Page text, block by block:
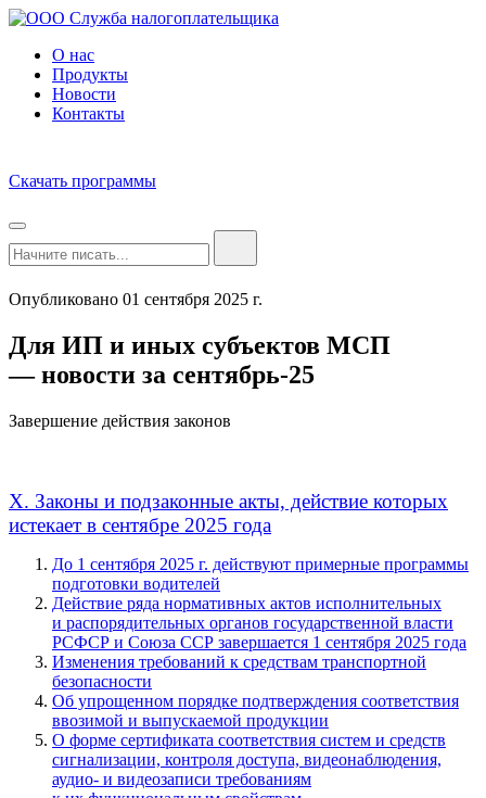
О нас
Продукты
Новости
Контакты
Скачать программы
Опубликовано 01 сентября 2025 г.
Для ИП и иных субъектов МСП
— новости за сентябрь-25
Завершение действия законов
X. Законы и подзаконные акты, действие которых
истекает в сентябре 2025 года
До 1 сентября 2025 г. действуют примерные программы
подготовки водителей
Действие ряда нормативных актов исполнительных
и распорядительных органов государственной власти
РСФСР и Союза ССР завершается 1 сентября 2025 года
Изменения требований к средствам транспортной
безопасности
Об упрощенном порядке подтверждения соответствия
ввозимой и выпускаемой продукции
О форме сертификата соответствия систем и средств
сигнализации, контроля доступа, видеонаблюдения,
аудио- и видеозаписи требованиям